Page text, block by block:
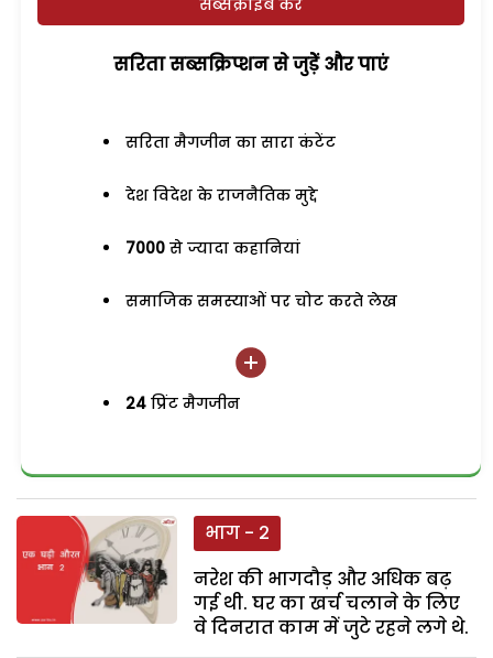
सब्सक्राइब करें
सरिता सब्सक्रिप्शन से जुड़ेें और पाएं
सरिता मैगजीन का सारा कंटेंट
देश विदेश के राजनैतिक मुद्दे
7000 से ज्यादा कहानियां
समाजिक समस्याओं पर चोट करते लेख
24 प्रिंट मैगजीन
भाग - 2
नरेश की भागदौड़ और अधिक बढ़
गई थी. घर का खर्च चलाने के लिए
वे दिनरात काम में जुटे रहने लगे थे.